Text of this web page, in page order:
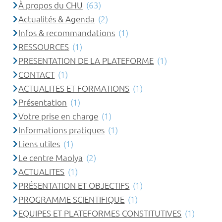
À propos du CHU (63)
Actualités & Agenda (2)
Infos & recommandations (1)
RESSOURCES (1)
PRESENTATION DE LA PLATEFORME (1)
CONTACT (1)
ACTUALITES ET FORMATIONS (1)
Présentation (1)
Votre prise en charge (1)
Informations pratiques (1)
Liens utiles (1)
Le centre Maolya (2)
ACTUALITES (1)
PRÉSENTATION ET OBJECTIFS (1)
PROGRAMME SCIENTIFIQUE (1)
EQUIPES ET PLATEFORMES CONSTITUTIVES (1)